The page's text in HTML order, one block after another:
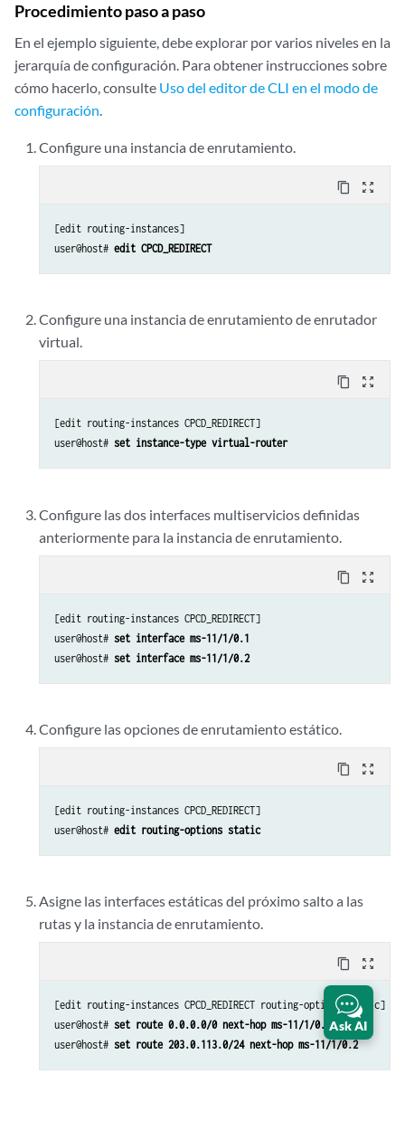
    unit 2 {
        family inet {
                output FF_CPCD_REDIRECT_OUTPUT;
            }
        }
    }
Procedimiento paso a paso
En el ejemplo siguiente, debe explorar por varios niveles en la
jerarquía de configuración. Para obtener instrucciones sobre
cómo hacerlo, consulte Uso del editor de CLI en el modo de
configuración.
Configure una instancia de enrutamiento.
content_copy zoom_out_map
[edit routing-instances]
user@host# edit CPCD_REDIRECT
Configure una instancia de enrutamiento de enrutador
virtual.
content_copy zoom_out_map
[edit routing-instances CPCD_REDIRECT]
user@host# set instance-type virtual-router
Configure las dos interfaces multiservicios definidas
anteriormente para la instancia de enrutamiento.
content_copy zoom_out_map
[edit routing-instances CPCD_REDIRECT]
user@host# set interface ms-11/1/0.1
user@host# set interface ms-11/1/0.2
Configure las opciones de enrutamiento estático.
content_copy zoom_out_map
[edit routing-instances CPCD_REDIRECT]
user@host# edit routing-options static
Asigne las interfaces estáticas del próximo salto a las
rutas y la instancia de enrutamiento.
content_copy zoom_out_map
[edit routing-instances CPCD_REDIRECT routing-options static]
user@host# set route 0.0.0.0/0 next-hop ms-11/1/0.1
user@host# set route 203.0.113.0/24 next-hop ms-11/1/0.2
Ask AI